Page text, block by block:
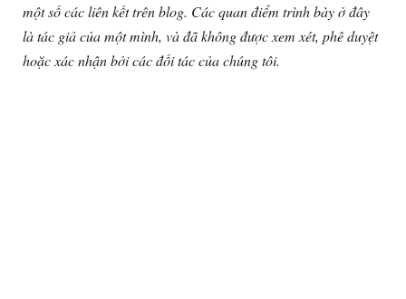
một số các liên kết trên blog. Các quan điểm trình bày ở đây
là tác giả của một mình, và đã không được xem xét, phê duyệt
hoặc xác nhận bởi các đối tác của chúng tôi.